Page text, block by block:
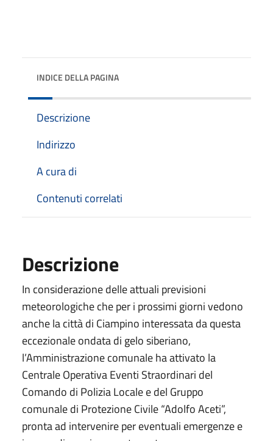
INDICE DELLA PAGINA
Descrizione
Indirizzo
A cura di
Contenuti correlati
Descrizione
In considerazione delle attuali previsioni
meteorologiche che per i prossimi giorni vedono
anche la città di Ciampino interessata da questa
eccezionale ondata di gelo siberiano,
l’Amministrazione comunale ha attivato la
Centrale Operativa Eventi Straordinari del
Comando di Polizia Locale e del Gruppo
comunale di Protezione Civile “Adolfo Aceti”,
pronta ad intervenire per eventuali emergenze e